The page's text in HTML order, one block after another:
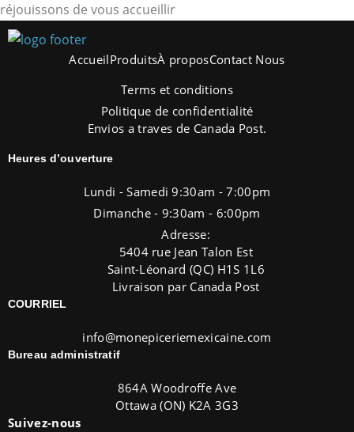
réjouissons de vous accueillir
AccueilProduitsÀ proposContact Nous
Terms et conditions
Politique de confidentialité
Envios a traves de Canada Post.
Heures d’ouverture
Lundi - Samedi 9:30am - 7:00pm
Dimanche - 9:30am - 6:00pm
Adresse:
5404 rue Jean Talon Est
Saint-Léonard (QC) H1S 1L6
Livraison par Canada Post
COURRIEL
info@monepiceriemexicaine.com
Bureau administratif
864A Woodroffe Ave
Ottawa (ON) K2A 3G3
Suivez-nous